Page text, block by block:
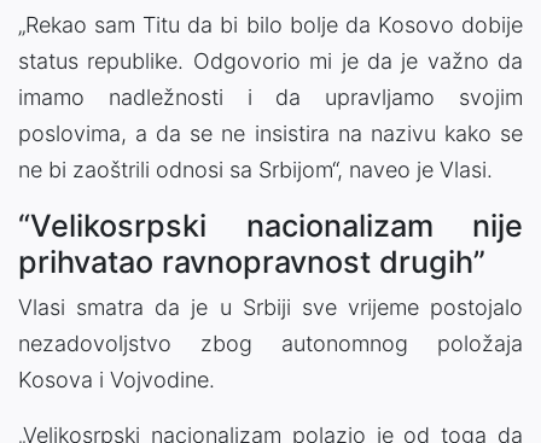
„Rekao sam Titu da bi bilo bolje da Kosovo dobije
status republike. Odgovorio mi je da je važno da
imamo nadležnosti i da upravljamo svojim
poslovima, a da se ne insistira na nazivu kako se
ne bi zaoštrili odnosi sa Srbijom“, naveo je Vlasi.
“Velikosrpski nacionalizam nije
prihvatao ravnopravnost drugih”
Vlasi smatra da je u Srbiji sve vrijeme postojalo
nezadovoljstvo zbog autonomnog položaja
Kosova i Vojvodine.
„Velikosrpski nacionalizam polazio je od toga da